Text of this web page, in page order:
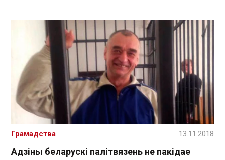
Адзіны беларускі палітвязень не пакідае
Грамадства 13.11.2018